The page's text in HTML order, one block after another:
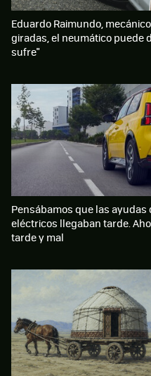
Eduardo Raimundo,
giradas, el neumático puede
sufre"
Pensábamos que las ayudas
eléctricos llegaban tarde.
tarde y mal